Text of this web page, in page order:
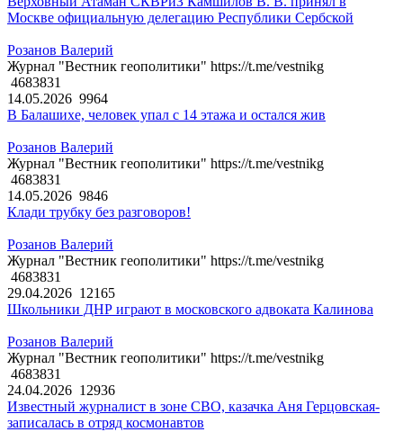
Москве официальную делегацию Республики Сербской
Розанов Валерий
Журнал "Вестник геополитики" https://t.me/vestnikg
4683831
14.05.2026 9964
В Балашихе, человек упал с 14 этажа и остался жив
Розанов Валерий
Журнал "Вестник геополитики" https://t.me/vestnikg
4683831
14.05.2026 9846
Клади трубку без разговоров!
Розанов Валерий
Журнал "Вестник геополитики" https://t.me/vestnikg
4683831
29.04.2026 12165
Школьники ДНР играют в московского адвоката Калинова
Розанов Валерий
Журнал "Вестник геополитики" https://t.me/vestnikg
4683831
24.04.2026 12936
Известный журналист в зоне СВО, казачка Аня Герцовская-
записалась в отряд космонавтов